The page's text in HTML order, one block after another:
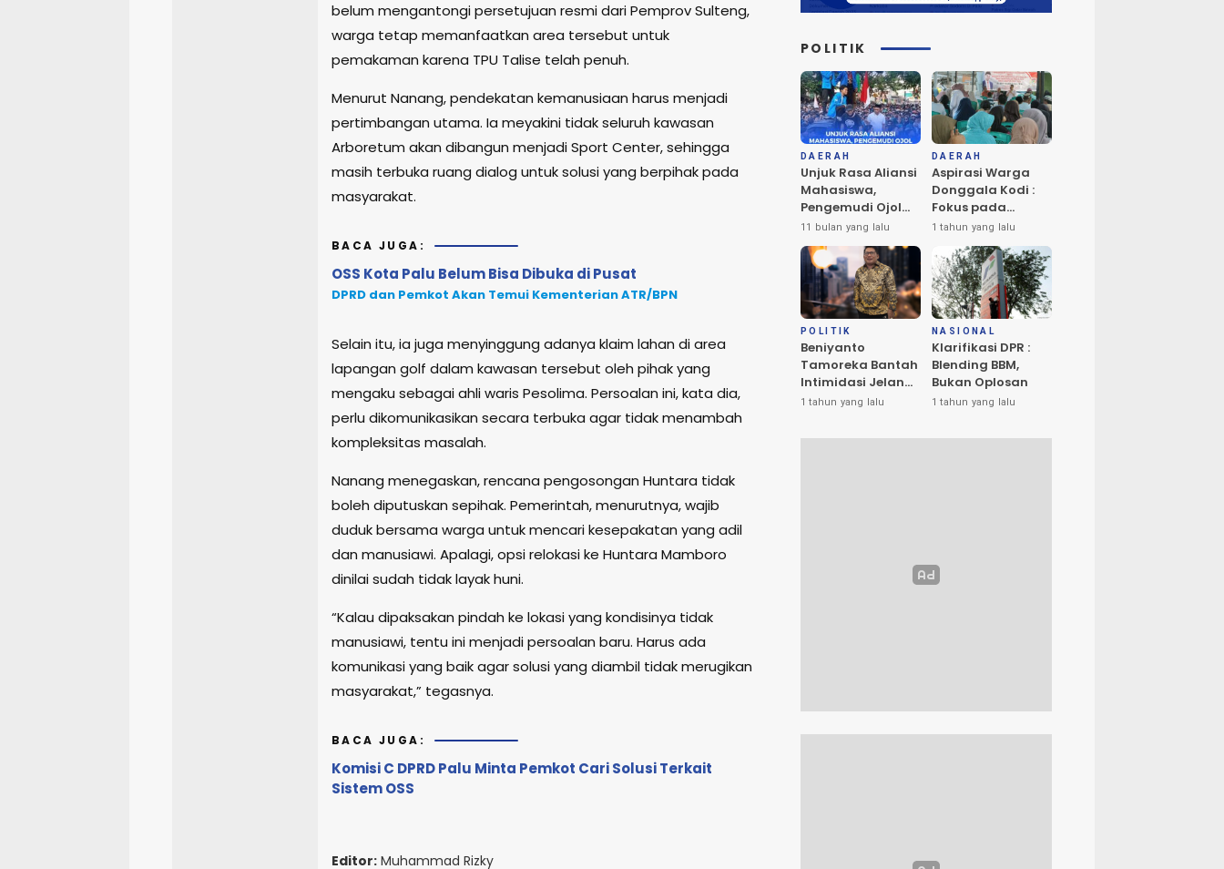
belum mengantongi persetujuan resmi dari Pemprov Sulteng,
warga tetap memanfaatkan area tersebut untuk
pemakaman karena TPU Talise telah penuh.
Menurut Nanang, pendekatan kemanusiaan harus menjadi
pertimbangan utama. Ia meyakini tidak seluruh kawasan
Arboretum akan dibangun menjadi Sport Center, sehingga
masih terbuka ruang dialog untuk solusi yang berpihak pada
masyarakat.
BACA JUGA:
OSS Kota Palu Belum Bisa Dibuka di Pusat
DPRD dan Pemkot Akan Temui Kementerian ATR/BPN
Selain itu, ia juga menyinggung adanya klaim lahan di area
lapangan golf dalam kawasan tersebut oleh pihak yang
mengaku sebagai ahli waris Pesolima. Persoalan ini, kata dia,
perlu dikomunikasikan secara terbuka agar tidak menambah
kompleksitas masalah.
Nanang menegaskan, rencana pengosongan Huntara tidak
boleh diputuskan sepihak. Pemerintah, menurutnya, wajib
duduk bersama warga untuk mencari kesepakatan yang adil
dan manusiawi. Apalagi, opsi relokasi ke Huntara Mamboro
dinilai sudah tidak layak huni.
“Kalau dipaksakan pindah ke lokasi yang kondisinya tidak
manusiawi, tentu ini menjadi persoalan baru. Harus ada
komunikasi yang baik agar solusi yang diambil tidak merugikan
masyarakat,” tegasnya.
BACA JUGA:
Komisi C DPRD Palu Minta Pemkot Cari Solusi Terkait
Sistem OSS
Editor: Muhammad Rizky
POLITIK
DAERAH
Unjuk Rasa Aliansi
Mahasiswa,
Pengemudi Ojol
dan Masyarakat
Berlangsung
Damai
11 bulan yang lalu
DAERAH
Aspirasi Warga
Donggala Kodi :
Fokus pada
Penerangan dan
1 tahun yang lalu
POLITIK
Beniyanto
Tamoreka Bantah
Intimidasi Jelang
PSU Banggai:
1 tahun yang lalu
NASIONAL
Klarifikasi DPR :
Blending BBM,
Bukan Oplosan
1 tahun yang lalu